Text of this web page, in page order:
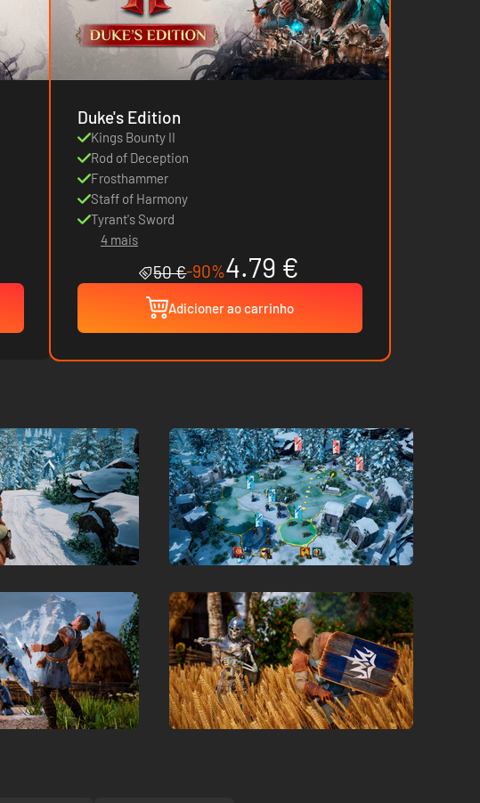
Duke's Edition
Kings Bounty II
Rod of Deception
Frosthammer
Staff of Harmony
Tyrant's Sword
4 mais
50 €-90%4.79 €
Adicioner ao carrinho